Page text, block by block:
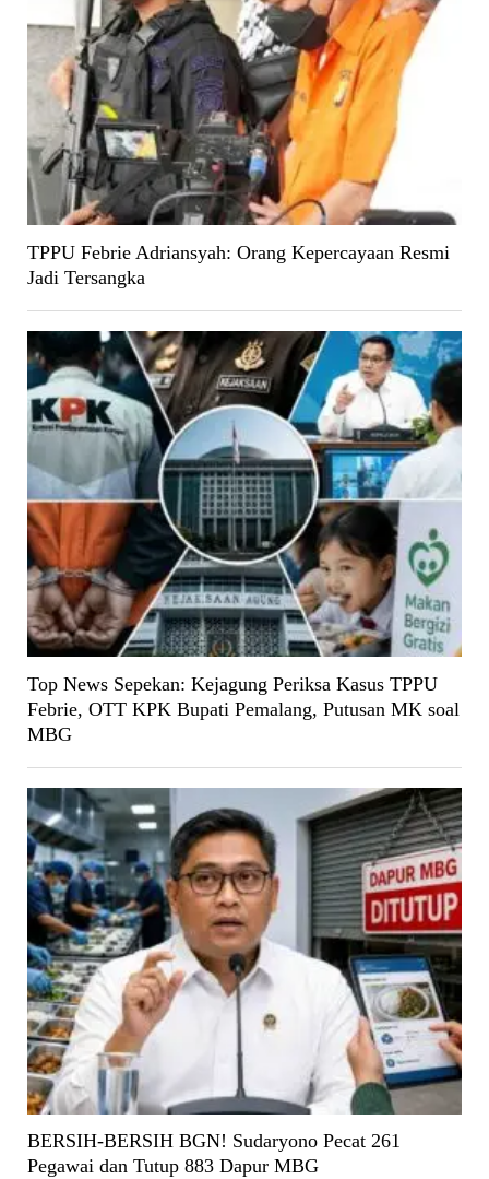
TPPU Febrie Adriansyah: Orang Kepercayaan Resmi
Jadi Tersangka
Top News Sepekan: Kejagung Periksa Kasus TPPU
Febrie, OTT KPK Bupati Pemalang, Putusan MK soal
MBG
BERSIH-BERSIH BGN! Sudaryono Pecat 261
Pegawai dan Tutup 883 Dapur MBG